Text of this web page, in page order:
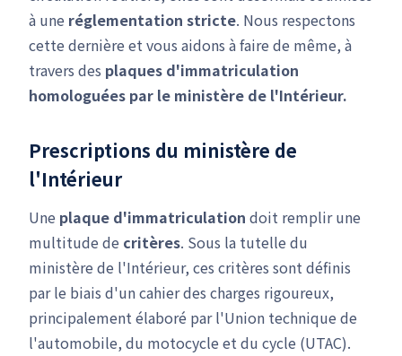
à une réglementation stricte. Nous respectons
cette dernière et vous aidons à faire de même, à
travers des plaques d'immatriculation
homologuées par le ministère de l'Intérieur.
Prescriptions du ministère de
l'Intérieur
Une plaque d'immatriculation doit remplir une
multitude de critères. Sous la tutelle du
ministère de l'Intérieur, ces critères sont définis
par le biais d'un cahier des charges rigoureux,
principalement élaboré par l'Union technique de
l'automobile, du motocycle et du cycle (UTAC).